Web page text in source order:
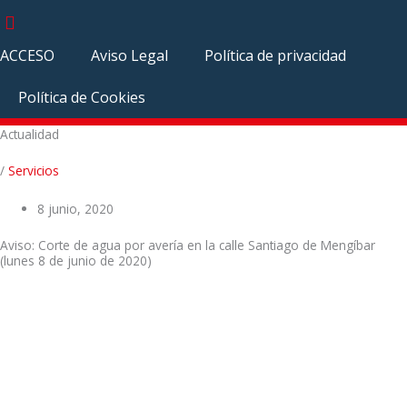
ACCESO Aviso Legal Política de privacidad
Política de Cookies
Actualidad
/ Servicios
8 junio, 2020
Aviso: Corte de agua por avería en la calle Santiago de Mengíbar
(lunes 8 de junio de 2020)